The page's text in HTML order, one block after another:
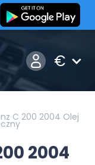
€
C 200 2004 Olej
2004